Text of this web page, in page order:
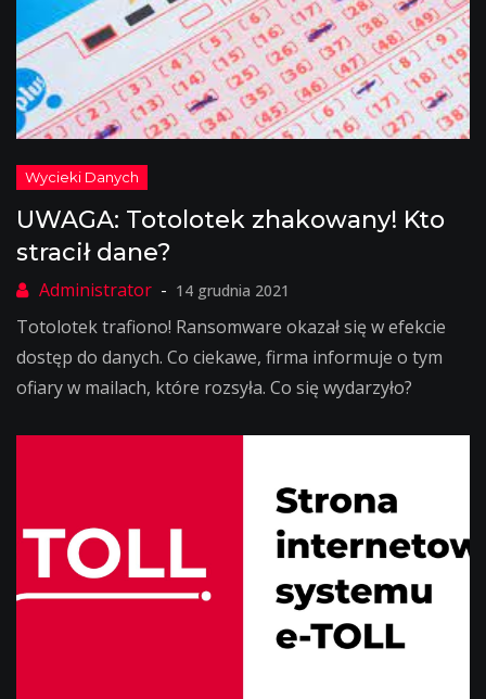
UWAGA: Totolotek zhakowany! Kto
stracił dane?
14 grudnia 2021
Totolotek trafiono! Ransomware okazał się w efekcie
dostęp do danych. Co ciekawe, firma informuje o tym
ofiary w mailach, które rozsyła. Co się wydarzyło?